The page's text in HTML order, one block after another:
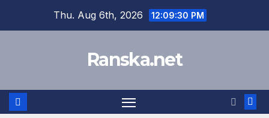
Thu. Aug 6th, 2026 12:09:30 PM
Ranska.net